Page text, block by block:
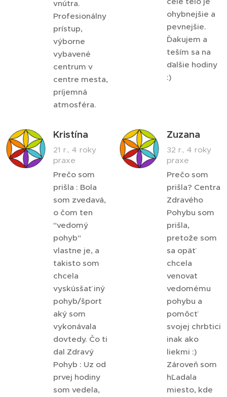
vnútra.
Profesionálny
prístup,
výborne
vybavené
centrum v
centre mesta,
príjemná
atmosféra.
ohybnejšie a
pevnejšie.
Ďakujem a
teším sa na
ďalšie hodiny
:)
Kristína
21 r., 4 roky
praxe
Prečo som
prišla : Bola
som zvedavá,
o čom ten
"vedomý
pohyb"
vlastne je, a
takisto som
chcela
vyskúsšať iný
pohyb/šport
aký som
vykonávala
dovtedy. Čo ti
dal Zdravý
Pohyb : Uz od
prvej hodiny
som vedela,
Zuzana
32 r., 4 roky
praxe
Prečo som
prišla? Centra
Zdravého
Pohybu som
prišla,
pretože som
sa opäť
chcela
venovat
vedomému
pohybu a
pomôcť
svojej chrbtici
inak ako
liekmi :)
Zároveň som
hĽadala
miesto, kde